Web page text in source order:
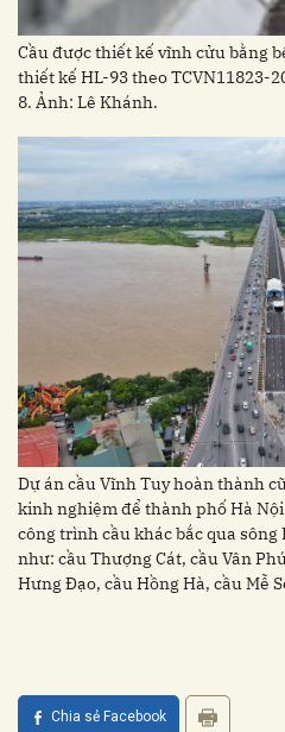
Cầu được thiết kế vĩnh cửu bằng
thiết kế HL-93 theo TCVN11823-
8. Ảnh: Lê Khánh.
Dự án cầu Vĩnh Tuy hoàn thành
kinh nghiệm để thành phố Hà
công trình cầu khác bắc qua
như: cầu Thượng Cát, cầu Vân
Hưng Đạo, cầu Hồng Hà, cầu Mễ
Chia sẻ Facebook